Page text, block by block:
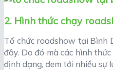
2. Hình thức chạy
Tổ chức roadshow tại Bình
đây. Do đó mà các hình
định dạng, đem tới nhiều sự